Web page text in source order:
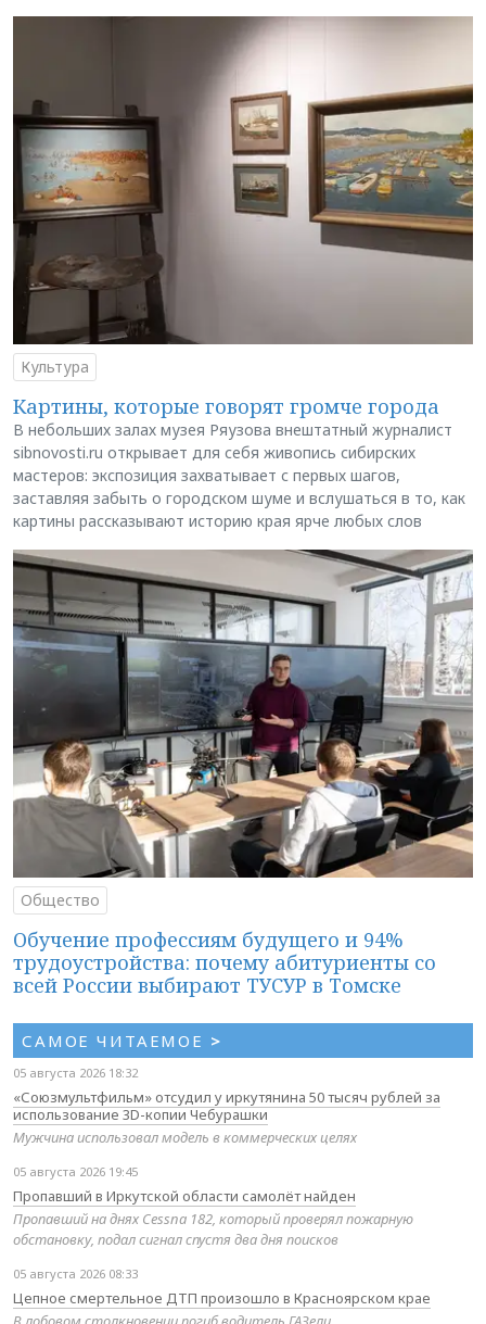
Культура
Картины, которые говорят громче города
В небольших залах музея Ряузова внештатный журналист
sibnovosti.ru открывает для себя живопись сибирских
мастеров: экспозиция захватывает с первых шагов,
заставляя забыть о городском шуме и вслушаться в то, как
картины рассказывают историю края ярче любых слов
Общество
Обучение профессиям будущего и 94%
трудоустройства: почему абитуриенты со
всей России выбирают ТУСУР в Томске
САМОЕ ЧИТАЕМОЕ >
05 августа 2026 18:32
«Союзмультфильм» отсудил у иркутянина 50 тысяч рублей за
использование 3D-копии Чебурашки
Мужчина использовал модель в коммерческих целях
05 августа 2026 19:45
Пропавший в Иркутской области самолёт найден
Пропавший на днях Cessna 182, который проверял пожарную
обстановку, подал сигнал спустя два дня поисков
05 августа 2026 08:33
Цепное смертельное ДТП произошло в Красноярском крае